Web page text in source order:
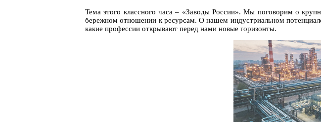
Тема этого классного часа – «Заводы России». Мы поговорим о
бережном отношении к ресурсам. О нашем индустриальном
какие профессии открывают перед нами новые горизонты.